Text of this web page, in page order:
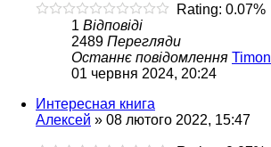
Rating: 0.07%
1 Відповіді
2489 Перегляди
Останнє повідомлення Timon
01 червня 2024, 20:24
Интересная книга
Алексей » 08 лютого 2022, 15:47